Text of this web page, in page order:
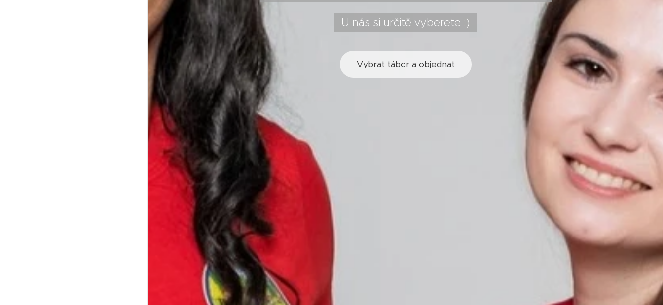
U nás si určitě vyberete :)
Vybrat tábor a objednat